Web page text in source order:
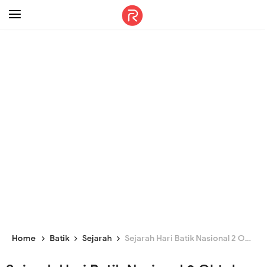
Home Batik Sejarah Sejarah Hari Batik Nasional 2 Oktober